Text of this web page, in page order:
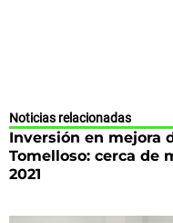
Noticias relacionadas
Inversión en mejora
Tomelloso: cerca de
2021